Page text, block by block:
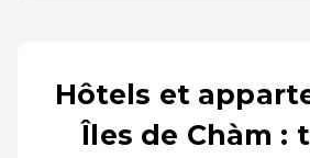
Hôtels et
Îles de Chàm :